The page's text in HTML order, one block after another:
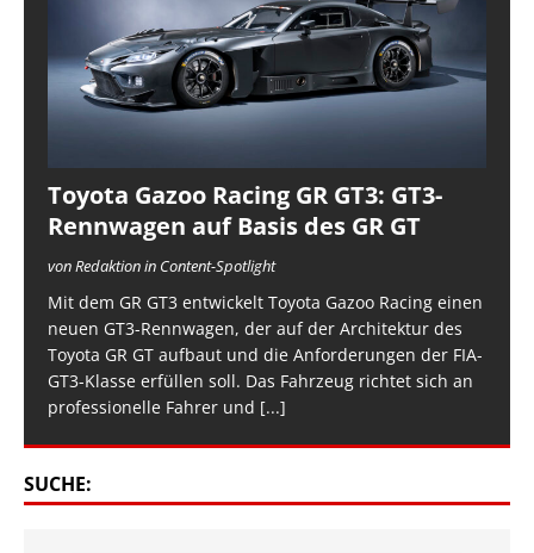
Toyota Gazoo Racing GR GT3: GT3-
Rennwagen auf Basis des GR GT
von Redaktion in Content-Spotlight
Mit dem GR GT3 entwickelt Toyota Gazoo Racing einen
neuen GT3-Rennwagen, der auf der Architektur des
Toyota GR GT aufbaut und die Anforderungen der FIA-
GT3-Klasse erfüllen soll. Das Fahrzeug richtet sich an
professionelle Fahrer und [...]
SUCHE: